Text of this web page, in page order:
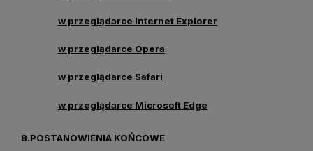
w przeglądarce Internet Explorer
w przeglądarce Opera
w przeglądarce Safari
w przeglądarce Microsoft Edge
8.POSTANOWIENIA KOŃCOWE